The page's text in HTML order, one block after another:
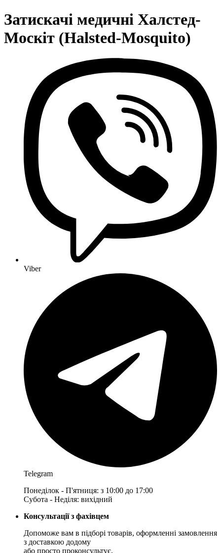
Затискачі медичні Халстед-
Москіт (Halsted-Mosquito)
Viber
Telegram
Понеділок - П'ятниця: з 10:00 до 17:00
Субота - Неділя: вихідний
Консультації з фахівцем
Допоможе вам в підборі товарів, оформленні замовлення
з доставкою додому
або просто проконсультує.